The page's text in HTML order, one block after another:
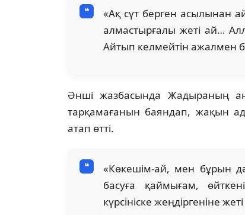
«Ақ сүт берген асылынан
алмастырғалы жеті ай…
Айтып келмейтін ажалмен
Әнші жазбасында Жадыраның
тарқамағанын баяндап, жақын
атап өтті.
«Көкешім-ай, мен бұрын
басуға қаймығам,
күрсініске жеңдіргеніне